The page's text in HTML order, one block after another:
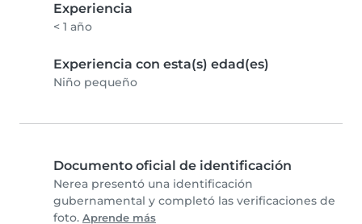
Experiencia
< 1 año
Experiencia con esta(s) edad(es)
Niño pequeño
Documento oficial de identificación
Nerea presentó una identificación
gubernamental y completó las verificaciones de
foto. Aprende más